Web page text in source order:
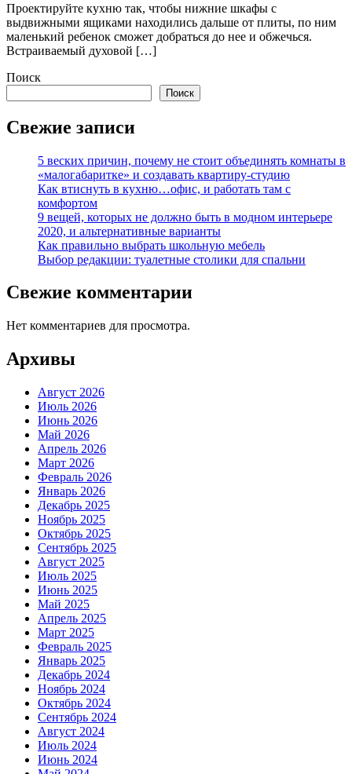
Проектируйте кухню так, чтобы нижние шкафы с
выдвижными ящиками находились дальше от плиты, по ним
маленький ребенок сможет добраться до нее и обжечься.
Встраиваемый духовой […]
Поиск
Поиск
Свежие записи
5 веских причин, почему не стоит объединять комнаты в
«малогабаритке» и создавать квартиру-студию
Как втиснуть в кухню…офис, и работать там с
комфортом
9 вещей, которых не должно быть в модном интерьере
2020, и альтернативные варианты
Как правильно выбрать школьную мебель
Выбор редакции: туалетные столики для спальни
Свежие комментарии
Нет комментариев для просмотра.
Архивы
Август 2026
Июль 2026
Июнь 2026
Май 2026
Апрель 2026
Март 2026
Февраль 2026
Январь 2026
Декабрь 2025
Ноябрь 2025
Октябрь 2025
Сентябрь 2025
Август 2025
Июль 2025
Июнь 2025
Май 2025
Апрель 2025
Март 2025
Февраль 2025
Январь 2025
Декабрь 2024
Ноябрь 2024
Октябрь 2024
Сентябрь 2024
Август 2024
Июль 2024
Июнь 2024